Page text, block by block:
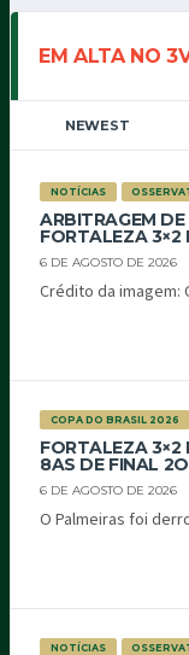
EM ALTA NO
NEWEST
NOTÍCIAS
ARBITRAGEM
FORTALEZA 3×2
6 DE AGOSTO DE 2026
Crédito da imagem:
COPA DO BRASIL 2026
FORTALEZA 3×2
8AS DE FINAL
6 DE AGOSTO DE 2026
O Palmeiras foi
NOTÍCIAS